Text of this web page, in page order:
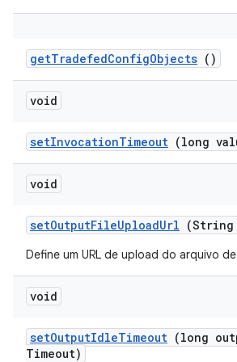
getTradefedConfigObjects ()
void
setInvocationTimeout (long
void
setOutputFileUploadUrl (String
Define um URL de upload do arquivo
void
setOutputIdleTimeout (long
Timeout)